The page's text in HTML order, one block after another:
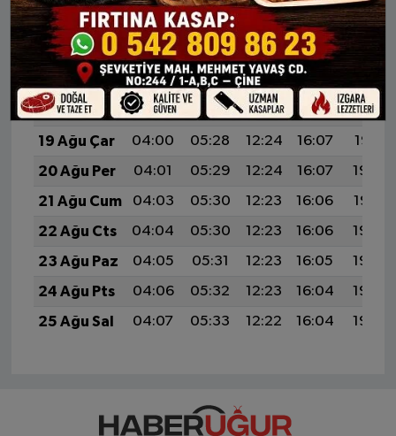
15 Ağu Cts
03:55 05:25 12:25 16:10
19:15
16 Ağu Paz
03:57 05:25 12:25 16:09
17 Ağu Pts
03:58 05:26 12:24
18 Ağu Sal
03:59 05:27 12:24 16:08
19:11
19 Ağu Çar
04:00 05:28 12:24 16:07
19:10
20 Ağu Per
04:01 05:29 12:24 16:07
19:09
21 Ağu Cum
04:03 05:30 12:23 16:06
19:07
22 Ağu Cts
04:04 05:30 12:23 16:06
19:06
23 Ağu Paz
04:05 05:31 12:23 16:05
19:05
24 Ağu Pts
04:06 05:32 12:23 16:04
19:03
25 Ağu Sal
04:07 05:33 12:22 16:04 19:02